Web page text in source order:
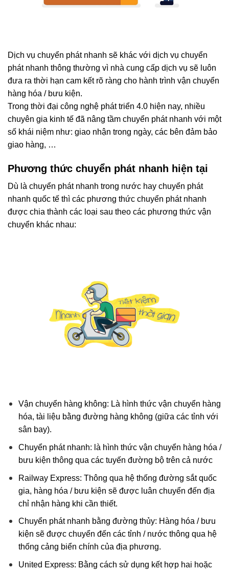
Dịch vụ chuyển phát nhanh sẽ khác với dịch vụ chuyển
phát nhanh thông thường vì nhà cung cấp dịch vụ sẽ luôn
đưa ra thời hạn cam kết rõ ràng cho hành trình vận chuyển
hàng hóa / bưu kiện.
Trong thời đại công nghệ phát triển 4.0 hiện nay, nhiều
chuyên gia kinh tế đã nâng tầm chuyển phát nhanh với một
số khái niệm như: giao nhận trong ngày, các bên đảm bảo
giao hàng, …
Phương thức chuyển phát nhanh hiện tại
Dù là chuyển phát nhanh trong nước hay chuyển phát
nhanh quốc tế thì các phương thức chuyển phát nhanh
được chia thành các loại sau theo các phương thức vận
chuyển khác nhau:
Vận chuyển hàng không: Là hình thức vận chuyển hàng
hóa, tài liệu bằng đường hàng không (giữa các tỉnh với
sân bay).
Chuyển phát nhanh: là hình thức vận chuyển hàng hóa /
bưu kiện thông qua các tuyến đường bộ trên cả nước
Railway Express: Thông qua hệ thống đường sắt quốc
gia, hàng hóa / bưu kiện sẽ được luân chuyển đến địa
chỉ nhận hàng khi cần thiết.
Chuyển phát nhanh bằng đường thủy: Hàng hóa / bưu
kiện sẽ được chuyển đến các tỉnh / nước thông qua hệ
thống cảng biển chính của địa phương.
United Express: Bằng cách sử dụng kết hợp hai hoặc